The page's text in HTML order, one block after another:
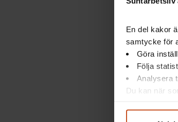
En del kakor
samtycke för
Göra
Följa
Analysera
Du kan när